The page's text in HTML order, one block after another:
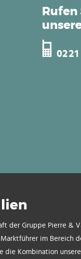
der Gruppe Pierre &
im Bereich
die Kombination